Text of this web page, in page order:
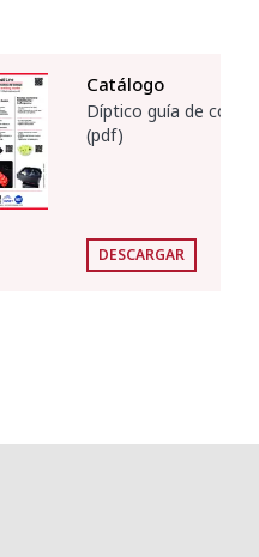
Catálogo
Díptico guía de cortes
(pdf)
DESCARGAR